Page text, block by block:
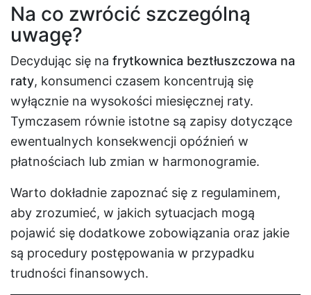
Na co zwrócić szczególną
uwagę?
Decydując się na frytkownica beztłuszczowa na
raty, konsumenci czasem koncentrują się
wyłącznie na wysokości miesięcznej raty.
Tymczasem równie istotne są zapisy dotyczące
ewentualnych konsekwencji opóźnień w
płatnościach lub zmian w harmonogramie.
Warto dokładnie zapoznać się z regulaminem,
aby zrozumieć, w jakich sytuacjach mogą
pojawić się dodatkowe zobowiązania oraz jakie
są procedury postępowania w przypadku
trudności finansowych.